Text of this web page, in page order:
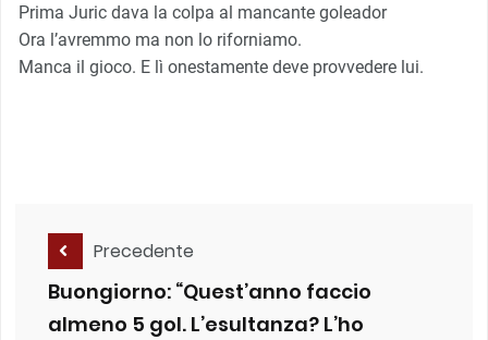
Prima Juric dava la colpa al mancante goleador
Ora l’avremmo ma non lo riforniamo.
Manca il gioco. E lì onestamente deve provvedere lui.
Precedente
Buongiorno: “Quest’anno faccio
almeno 5 gol. L’esultanza? L’ho